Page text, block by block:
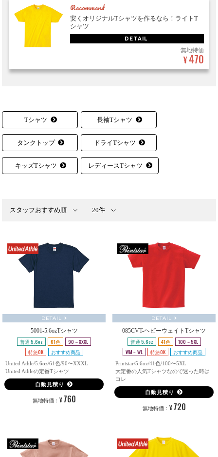
Recommend
安くオリジナルTシャツを作るなら！ライトT
シャツ
DETAIL
無地特価
¥ 470
Tシャツ 長袖Tシャツ
タンクトップ ドライTシャツ
キッズTシャツ レディースTシャツ
DETAIL
5001-5.6ozTシャツ
普通 5.6oz 61色
90～XXXL
特急OK
おすすめ商品
United Athle/5.6oz/61色/90〜XXXL
United Athleの定番Tシャツ
自動見積り
無地特価： ¥ 760
DETAIL
085CVT-ヘビーウェイトTシャツ
普通 5.6oz 41色
100～5XL
WM～WL
特急OK おすすめ商品
Printstar/5.6oz/41色/100〜5XL
大定番の人気Tシャツなので迷った時は
コレ
自動見積り
無地特価： ¥ 720